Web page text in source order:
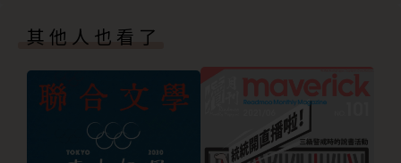
其他人也看了